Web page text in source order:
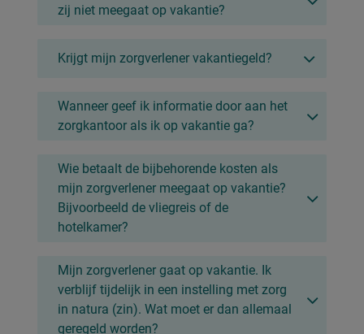
zij niet meegaat op vakantie?
Krijgt mijn zorgverlener vakantiegeld?
Wanneer geef ik informatie door aan het
zorgkantoor als ik op vakantie ga?
Wie betaalt de bijbehorende kosten als
mijn zorgverlener meegaat op vakantie?
Bijvoorbeeld de vliegreis of de
hotelkamer?
Mijn zorgverlener gaat op vakantie. Ik
verblijf tijdelijk in een instelling met zorg
in natura (zin). Wat moet er dan allemaal
geregeld worden?